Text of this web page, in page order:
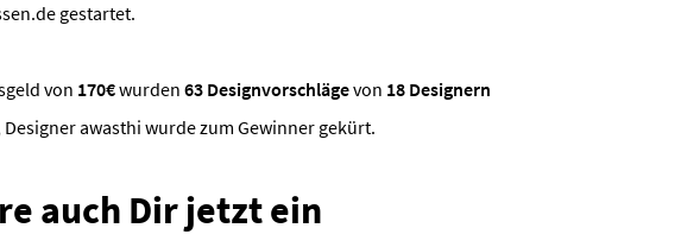
gestartet.
von 170€wurden 63 Designvorschlägevon 18 Designern
awasthi wurde zum Gewinner gekürt.
auch Dir jetzt ein